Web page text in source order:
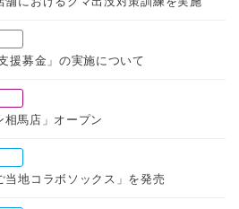
援募金」の実施について
馬店」オープン
当地コラボソックス」を発売